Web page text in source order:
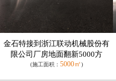
金石特接到浙江联动机械股份有
限公司厂房地面翻新5000方
(施工面积： 5000㎡)